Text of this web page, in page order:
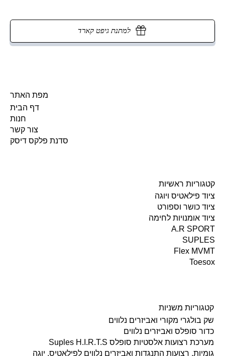
שק בולגרי מקורי ואביזרים נלווים
כדור סופלס ואביזרים נלווים
מערכת רצועות אלסטיות סופלס Suples H.I.R.T.S
גומיות, רצועות התנגדות ואביזרים נלווים לפילאטיס, יוגה
קטגוריות משניות
ציוד פילאטיס ויוגה
ציוד כושר וספורט
ציוד אומנויות לחימה
A.R SPORT
SUPLES
Flex MVMT
Toesox
קטגוריות ראשיות
דף הבית
חנות
צור קשר
סדנת פלקס דיסק
מפת האתר
למתנת גיפט קארד